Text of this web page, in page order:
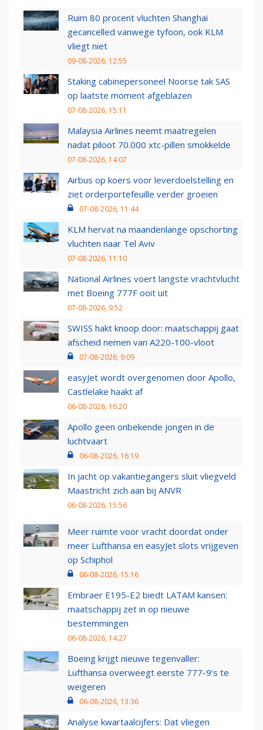
Ruim 80 procent vluchten Shanghai
gecancelled vanwege tyfoon, ook KLM
vliegt niet
09-08-2026, 12:55
Staking cabinepersoneel Noorse tak SAS
op laatste moment afgeblazen
07-08-2026, 15:11
Malaysia Airlines neemt maatregelen
nadat piloot 70.000 xtc-pillen smokkelde
07-08-2026, 14:07
Airbus op koers voor leverdoelstelling en
ziet orderportefeuille verder groeien
07-08-2026, 11:44
KLM hervat na maandenlange opschorting
vluchten naar Tel Aviv
07-08-2026, 11:10
National Airlines voert langste vrachtvlucht
met Boeing 777F ooit uit
07-08-2026, 9:52
SWISS hakt knoop door: maatschappij gaat
afscheid nemen van A220-100-vloot
07-08-2026, 9:09
easyJet wordt overgenomen door Apollo,
Castlelake haakt af
06-08-2026, 16:20
Apollo geen onbekende jongen in de
luchtvaart
06-08-2026, 16:19
In jacht op vakantiegangers sluit vliegveld
Maastricht zich aan bij ANVR
06-08-2026, 15:56
Meer ruimte voor vracht doordat onder
meer Lufthansa en easyJet slots vrijgeven
op Schiphol
06-08-2026, 15:16
Embraer E195-E2 biedt LATAM kansen:
maatschappij zet in op nieuwe
bestemmingen
06-08-2026, 14:27
Boeing krijgt nieuwe tegenvaller:
Lufthansa overweegt eerste 777-9’s te
weigeren
06-08-2026, 13:36
Analyse kwartaalcijfers: Dat vliegen